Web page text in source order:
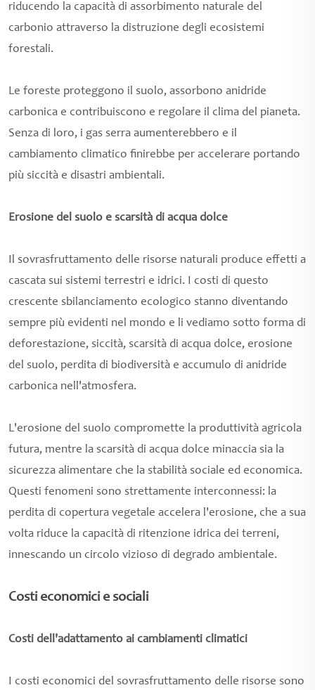
riducendo la capacità di assorbimento naturale del
carbonio attraverso la distruzione degli ecosistemi
forestali.
Le foreste proteggono il suolo, assorbono anidride
carbonica e contribuiscono e regolare il clima del pianeta.
Senza di loro, i gas serra aumenterebbero e il
cambiamento climatico finirebbe per accelerare portando
più siccità e disastri ambientali.
Erosione del suolo e scarsità di acqua dolce
Il sovrasfruttamento delle risorse naturali produce effetti a
cascata sui sistemi terrestri e idrici. I costi di questo
crescente sbilanciamento ecologico stanno diventando
sempre più evidenti nel mondo e li vediamo sotto forma di
deforestazione, siccità, scarsità di acqua dolce, erosione
del suolo, perdita di biodiversità e accumulo di anidride
carbonica nell'atmosfera.
L'erosione del suolo compromette la produttività agricola
futura, mentre la scarsità di acqua dolce minaccia sia la
sicurezza alimentare che la stabilità sociale ed economica.
Questi fenomeni sono strettamente interconnessi: la
perdita di copertura vegetale accelera l'erosione, che a sua
volta riduce la capacità di ritenzione idrica dei terreni,
innescando un circolo vizioso di degrado ambientale.
Costi economici e sociali
Costi dell'adattamento ai cambiamenti climatici
I costi economici del sovrasfruttamento delle risorse sono